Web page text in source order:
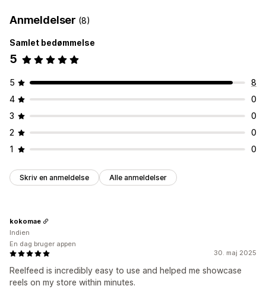
Anmeldelser (8)
Samlet bedømmelse
5
5
8
4
0
3
0
2
0
1
0
Skriv en anmeldelse Alle anmeldelser
30. maj 2025
Reelfeed is incredibly easy to use and helped me showcase
reels on my store within minutes.
kokomae
Indien
En dag bruger appen